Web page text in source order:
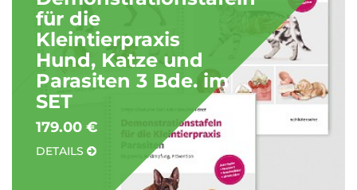
für die
Kleintierpraxis
Hund, Katze und
Parasiten 3 Bde. im
SET
179.00 €
DETAILS